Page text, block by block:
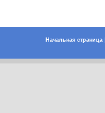
Начальная страница|